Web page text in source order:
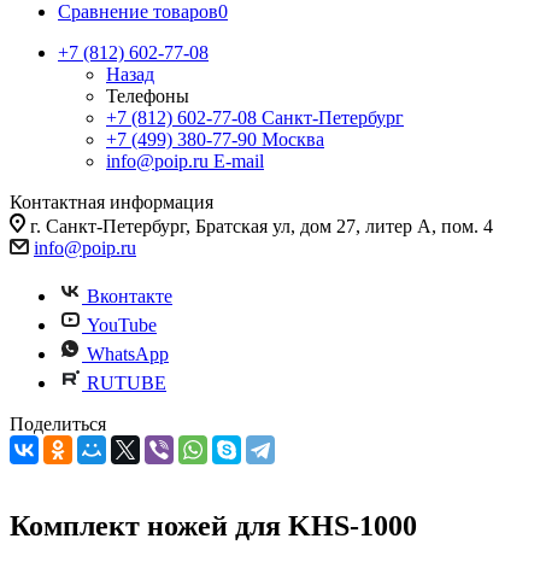
Сравнение товаров0
+7 (812) 602-77-08
Назад
Телефоны
+7 (812) 602-77-08 Санкт-Петербург
+7 (499) 380-77-90 Москва
info@poip.ru E-mail
Контактная информация
г. Санкт-Петербург, Братская ул, дом 27, литер А, пом. 4
info@poip.ru
Вконтакте
YouTube
WhatsApp
RUTUBE
Поделиться
Комплект ножей для KHS-1000